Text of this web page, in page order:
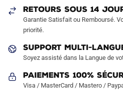
sur
page
produit
RETOURS SOUS 14
Garantie Satisfait ou Remboursé.
priorité.
SUPPORT MULTI-
Soyez assisté dans la Langue de
Paiements 100%
Visa / MasterCard / Mastero /